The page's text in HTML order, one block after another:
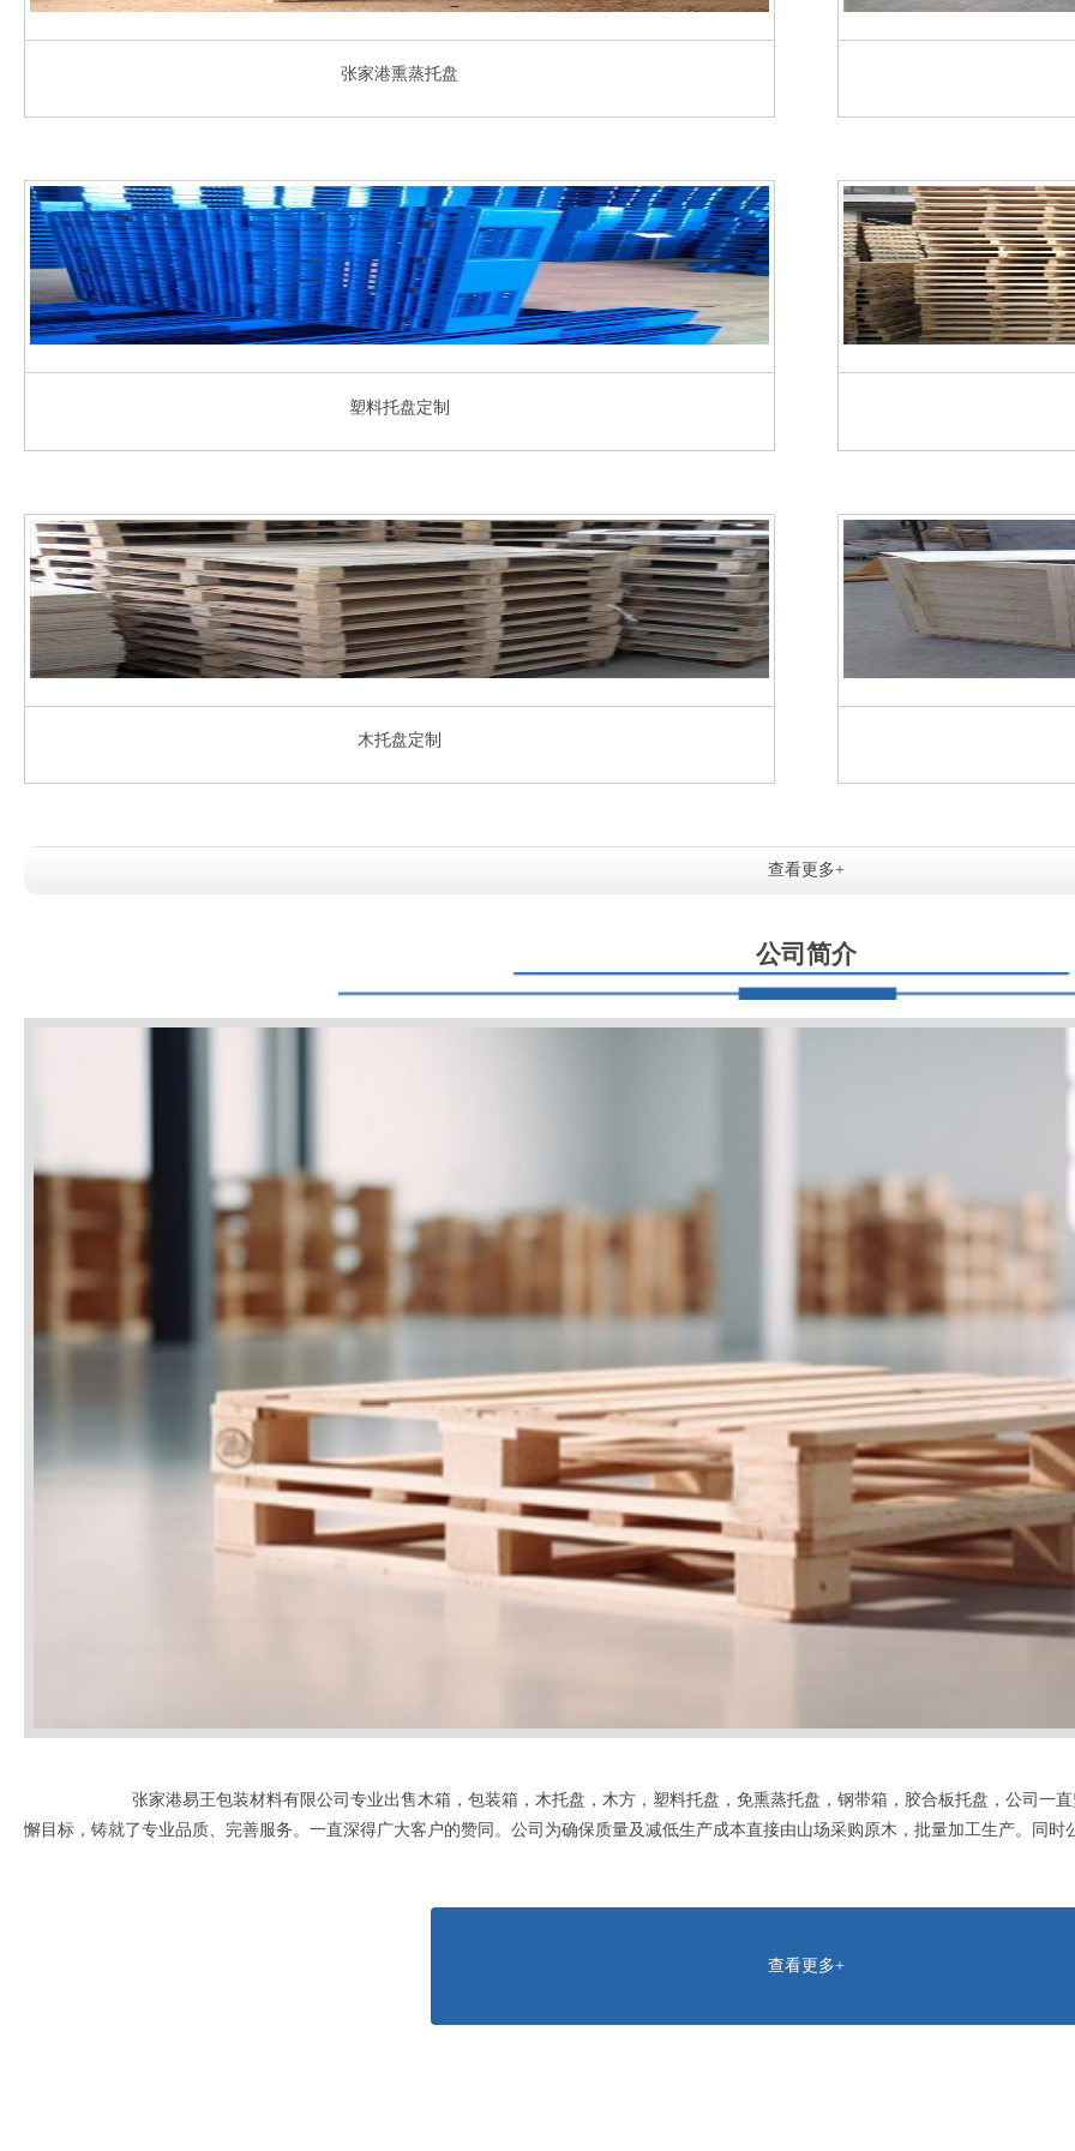
张家港熏蒸托盘
塑料托盘定制
木托盘定制
查看更多+
公司简介
张家港易王包装材料有限公司专业出售木箱，包装箱，木托盘，木方，塑料托盘，免熏蒸托盘，钢带箱，胶合板托盘，公司一
懈目标，铸就了专业品质、完善服务。一直深得广大客户的赞同。公司为确保质量及减低生产成本直接由山场采购原木，批量加工生产。同
查看更多+